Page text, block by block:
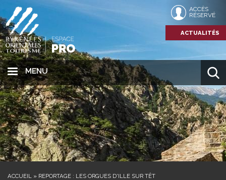
MENU
ACCÈS
RÉSERVÉ
ACTUALITÉS
ACCUEIL » REPORTAGE : LES ORGUES D'ILLE SUR TÊT